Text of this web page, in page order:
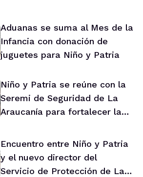
Aduanas se suma al Mes de la
Infancia con donación de
juguetes para Niño y Patria
Niño y Patria se reúne con la
Seremi de Seguridad de La
Araucanía para fortalecer la
Encuentro entre Niño y Patria
y el nuevo director del
Servicio de Protección de La